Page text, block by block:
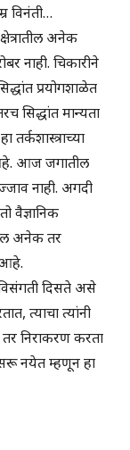
विनंती…
क्षेत्रातील अनेक
नाही. चिकारीने
प्रयोगशाळेत
सिद्धांत मान्यता
तर्कशास्त्राच्या
आज जगातील
नाही. अगदी
वैज्ञानिक
अनेक तर
आहे.
विसंगती दिसते असे
त्याचा त्यांनी
निराकरण करता
नयेत म्हणून हा